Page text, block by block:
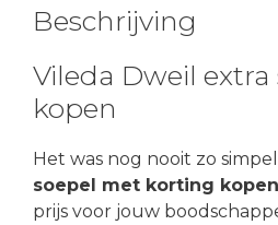
Beschrijving
Vileda Dweil
kopen
Het was nog nooit zo
soepel met korting kopen
prijs voor jouw